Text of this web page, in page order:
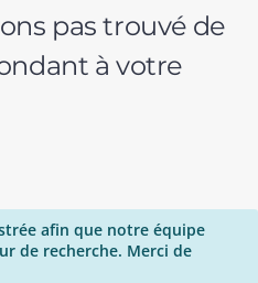
pas trouvé de
à votre
afin que notre équipe
de recherche. Merci de